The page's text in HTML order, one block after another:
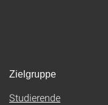
Zielgruppe
Studierende